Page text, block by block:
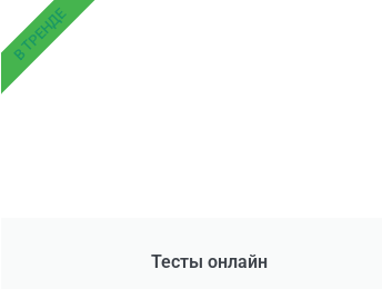
Тесты онлайн
В ТРЕНДЕ